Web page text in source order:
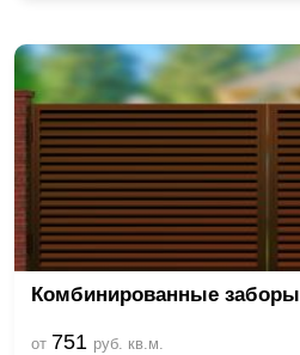
Комбинированные заборы
от 751 руб. кв.м.